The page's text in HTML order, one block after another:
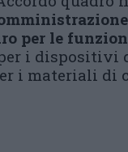
per le
i dispositivi
i materiali di